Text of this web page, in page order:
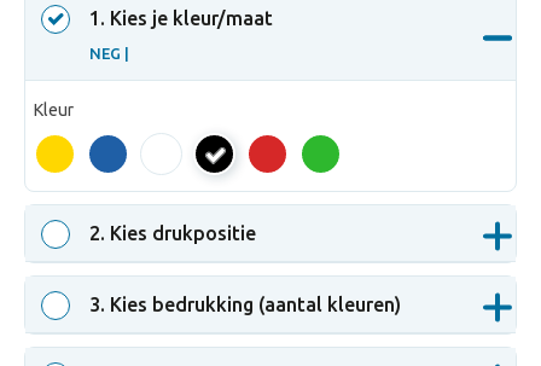
1 . Kies je kleur/maat
NEG |
Kleur
NEG
2. Kies drukpositie
3. Kies bedrukking (aantal kleuren)